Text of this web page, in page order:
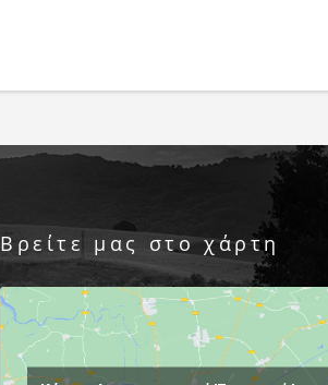
Βρείτε μας στο χάρτη